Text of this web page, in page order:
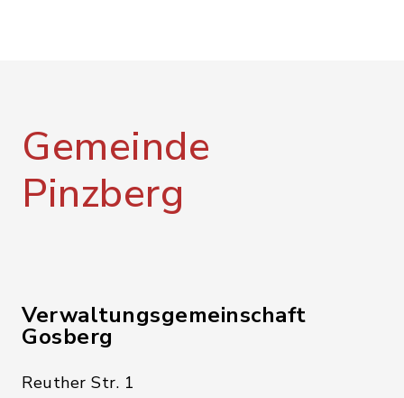
Gemeinde
Pinzberg
Verwaltungsgemeinschaft
Gosberg
Reuther Str. 1